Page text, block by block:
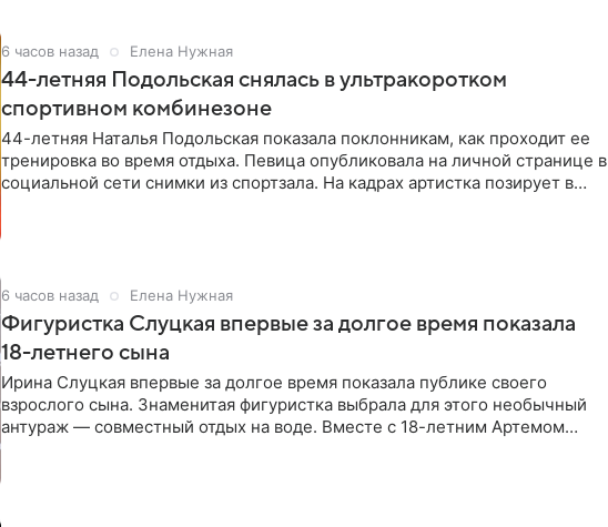
6 часов назад Елена Нужная
44-летняя Подольская снялась в ультракоротком
спортивном комбинезоне
44-летняя Наталья Подольская показала поклонникам, как проходит ее
тренировка во время отдыха. Певица опубликовала на личной странице в
социальной сети снимки из спортзала. На кадрах артистка позирует в
6 часов назад Елена Нужная
Фигуристка Слуцкая впервые за долгое время показала
18-летнего сына
Ирина Слуцкая впервые за долгое время показала публике своего
взрослого сына. Знаменитая фигуристка выбрала для этого необычный
антураж — совместный отдых на воде. Вместе с 18-летним Артемом